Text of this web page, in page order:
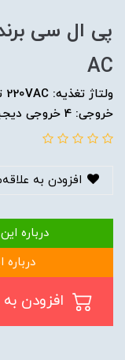
AC
خروجی: 4 خروجی دیجیتال نوع خروجی: رله ای
افزودن به علاقه‌مندی‌ها
درباره